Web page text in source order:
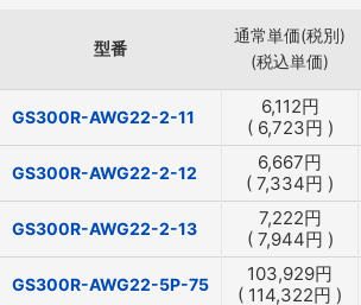
型番
通常単価(税別)
(税込単価)
GS300R-AWG22-2-11 6,112円
( 6,723円 )
GS300R-AWG22-2-12 6,667円
( 7,334円 )
GS300R-AWG22-2-13 7,222円
( 7,944円 )
GS300R-AWG22-5P-75 103,929円
( 114,322円 )